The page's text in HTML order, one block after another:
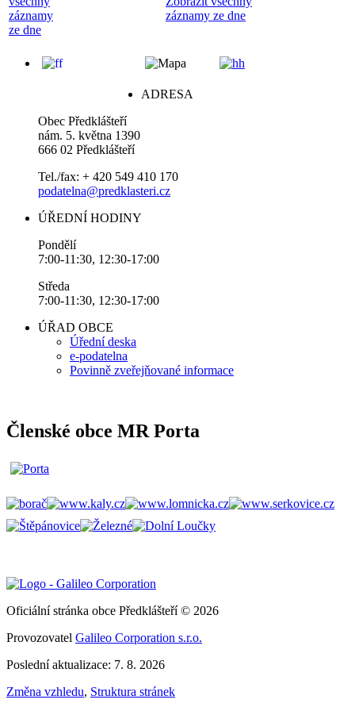
záznamy
ze dne
záznamy ze dne
ADRESA
Obec Předklášteří
nám. 5. května 1390
666 02 Předklášteří
Tel./fax: + 420 549 410 170
podatelna@predklasteri.cz
ÚŘEDNÍ HODINY
Pondělí
7:00-11:30, 12:30-17:00
Středa
7:00-11:30, 12:30-17:00
ÚŘAD OBCE
Úřední deska
e-podatelna
Povinně zveřejňované informace
Členské obce MR Porta
Oficiální stránka obce Předklášteří © 2026
Provozovatel Galileo Corporation s.r.o.
Poslední aktualizace: 7. 8. 2026
Změna vzhledu, Struktura stránek